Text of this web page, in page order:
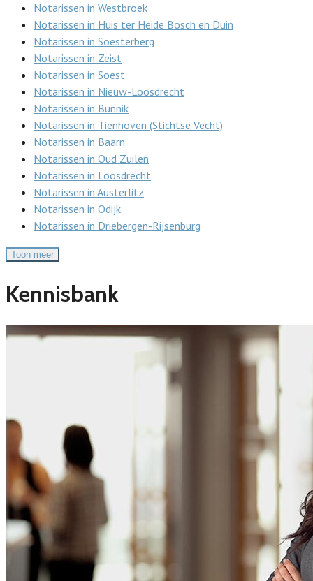
Notarissen in Westbroek
Notarissen in Huis ter Heide Bosch en Duin
Notarissen in Soesterberg
Notarissen in Zeist
Notarissen in Soest
Notarissen in Nieuw-Loosdrecht
Notarissen in Bunnik
Notarissen in Tienhoven (Stichtse Vecht)
Notarissen in Baarn
Notarissen in Oud Zuilen
Notarissen in Loosdrecht
Notarissen in Austerlitz
Notarissen in Odijk
Notarissen in Driebergen-Rijsenburg
Toon meer
Kennisbank